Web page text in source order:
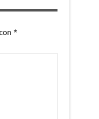
*